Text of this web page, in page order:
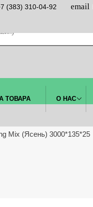
(383) 310-04-92
ТОВАРА О НАС
Mix (Ясень) 3000*135*25